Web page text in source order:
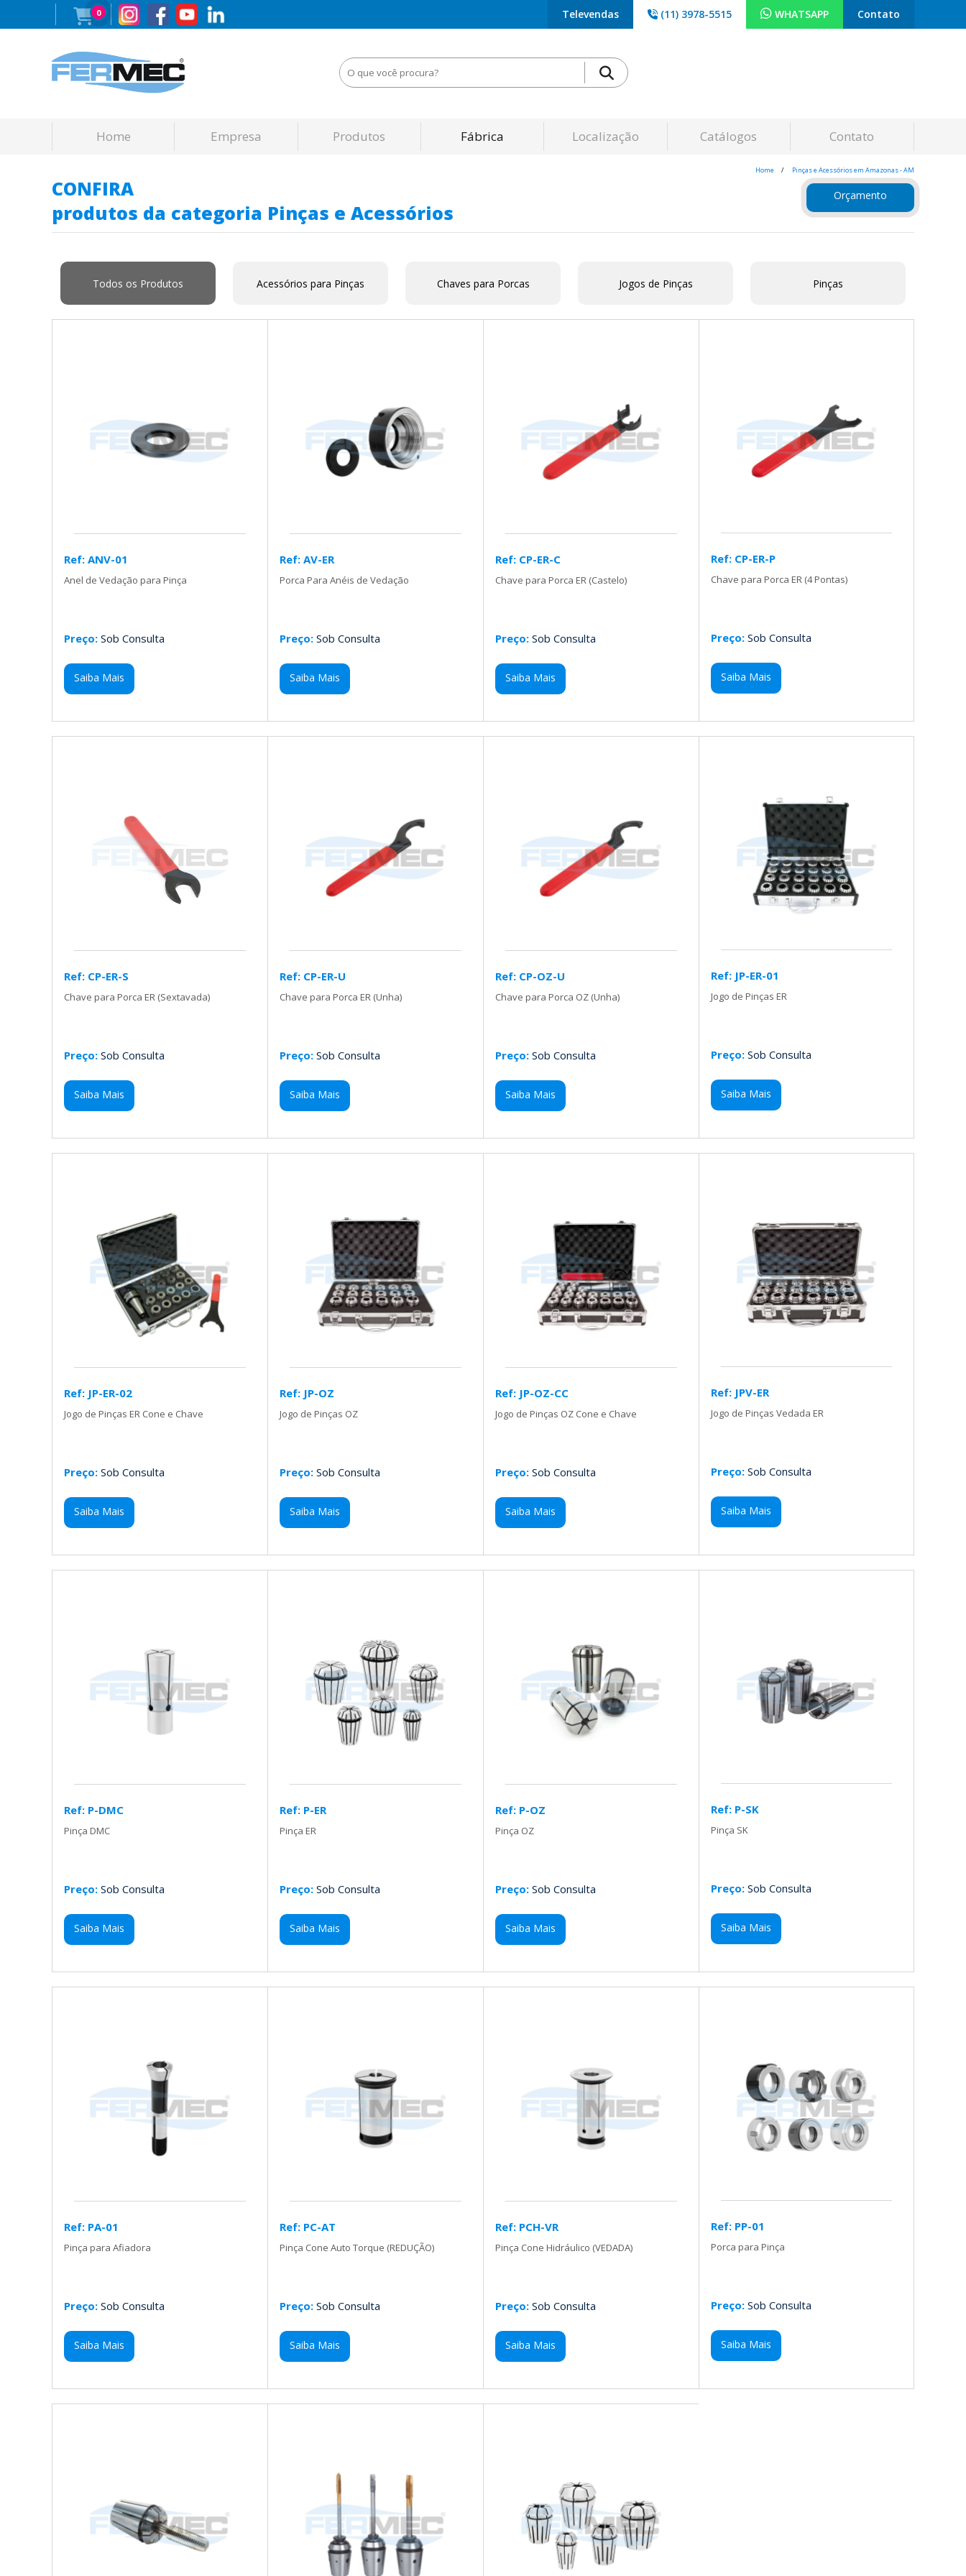
0 Contato
WHATSAPP
(11) 3978-5515
Televendas
Home Empresa Produtos Fábrica Localização Catálogos Contato
Home Pinças e Acessórios em Amazonas - AM
CONFIRA
produtos da categoria Pinças e Acessórios
Orçamento
Todos os Produtos Acessórios para Pinças Chaves para Porcas Jogos de Pinças Pinças
Ref: ANV-01
Anel de Vedação para Pinça
Preço: Sob Consulta
Saiba Mais
Ref: AV-ER
Porca Para Anéis de Vedação
Preço: Sob Consulta
Saiba Mais
Ref: CP-ER-C
Chave para Porca ER (Castelo)
Preço: Sob Consulta
Saiba Mais
Ref: CP-ER-P
Chave para Porca ER (4 Pontas)
Preço: Sob Consulta
Saiba Mais
Ref: CP-ER-S
Chave para Porca ER (Sextavada)
Preço: Sob Consulta
Saiba Mais
Ref: CP-ER-U
Chave para Porca ER (Unha)
Preço: Sob Consulta
Saiba Mais
Ref: CP-OZ-U
Chave para Porca OZ (Unha)
Preço: Sob Consulta
Saiba Mais
Ref: JP-ER-01
Jogo de Pinças ER
Preço: Sob Consulta
Saiba Mais
Ref: JP-ER-02
Jogo de Pinças ER Cone e Chave
Preço: Sob Consulta
Saiba Mais
Ref: JP-OZ
Jogo de Pinças OZ
Preço: Sob Consulta
Saiba Mais
Ref: JP-OZ-CC
Jogo de Pinças OZ Cone e Chave
Preço: Sob Consulta
Saiba Mais
Ref: JPV-ER
Jogo de Pinças Vedada ER
Preço: Sob Consulta
Saiba Mais
Ref: P-DMC
Pinça DMC
Preço: Sob Consulta
Saiba Mais
Ref: P-ER
Pinça ER
Preço: Sob Consulta
Saiba Mais
Ref: P-OZ
Pinça OZ
Preço: Sob Consulta
Saiba Mais
Ref: P-SK
Pinça SK
Preço: Sob Consulta
Saiba Mais
Ref: PA-01
Pinça para Afiadora
Preço: Sob Consulta
Saiba Mais
Ref: PC-AT
Pinça Cone Auto Torque (REDUÇÃO)
Preço: Sob Consulta
Saiba Mais
Ref: PCH-VR
Pinça Cone Hidráulico (VEDADA)
Preço: Sob Consulta
Saiba Mais
Ref: PP-01
Porca para Pinça
Preço: Sob Consulta
Saiba Mais